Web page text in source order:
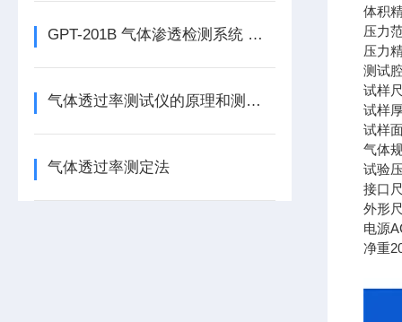
GPT-201B 气体渗透检测系统 压差法透气性检测仪简介
气体透过率测试仪的原理和测试方法
气体透过率测定法
体积
压力
压力
测试
试样
试样
试样
气体
试验
接口
外形
电源
净重